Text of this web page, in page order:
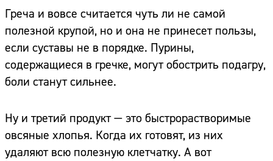
Греча и вовсе считается чуть ли не самой
полезной крупой, но и она не принесет пользы,
если суставы не в порядке. Пурины,
содержащиеся в гречке, могут обострить подагру,
боли станут сильнее.
Ну и третий продукт — это быстрорастворимые
овсяные хлопья. Когда их готовят, из них
удаляют всю полезную клетчатку. А вот